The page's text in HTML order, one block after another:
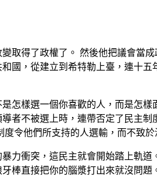
得了政權了。 然後他把議會當成
國，從建立到希特勒上臺，連十
樣選一個你喜歡的人，而是怎樣
者不被選上時，連帶否定了民主
令他們所支持的人選輸，而不致
衝突，這民主就會開始踏上軌道
棒直接把你的腦漿打出來就沒問